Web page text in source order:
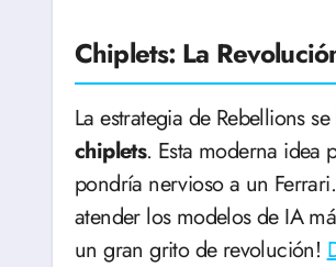
Chiplets: La
La estrategia de Rebellions
chiplets. Esta moderna idea
pondría nervioso a un
atender los modelos de IA
un gran grito de revolución!